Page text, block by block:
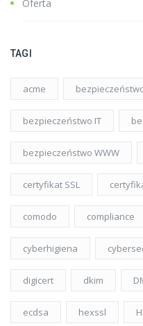
Oferta
TAGI
acme
bezpieczeństwo IT
bezpieczeństwo WWW
certyfikat SSL
comodo compliance
cyberhigiena
digicert dkim
ecdsa hexssl